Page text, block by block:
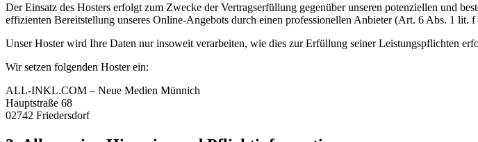
Der Einsatz des Hosters erfolgt zum Zwecke der Vertragserfüllung gegenüber unseren potenziellen und
effizienten Bereitstellung unseres Online-Angebots durch einen professionellen Anbieter (Art. 6 Abs. 1 lit.
Unser Hoster wird Ihre Daten nur insoweit verarbeiten, wie dies zur Erfüllung seiner Leistungspflichten
Wir setzen folgenden Hoster ein:
ALL-INKL.COM – Neue Medien Münnich
Hauptstraße 68
02742 Friedersdorf